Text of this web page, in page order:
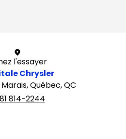
l'essayer
Chrysler
Québec, QC
814-2244